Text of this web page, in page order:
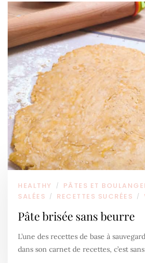
HEALTHY / PÂTES ET
SALÉES
/ RECETTES SUCRÉES /
Pâte brisée sans beurre
L’une des recettes de base à
dans son carnet de recettes, c’est